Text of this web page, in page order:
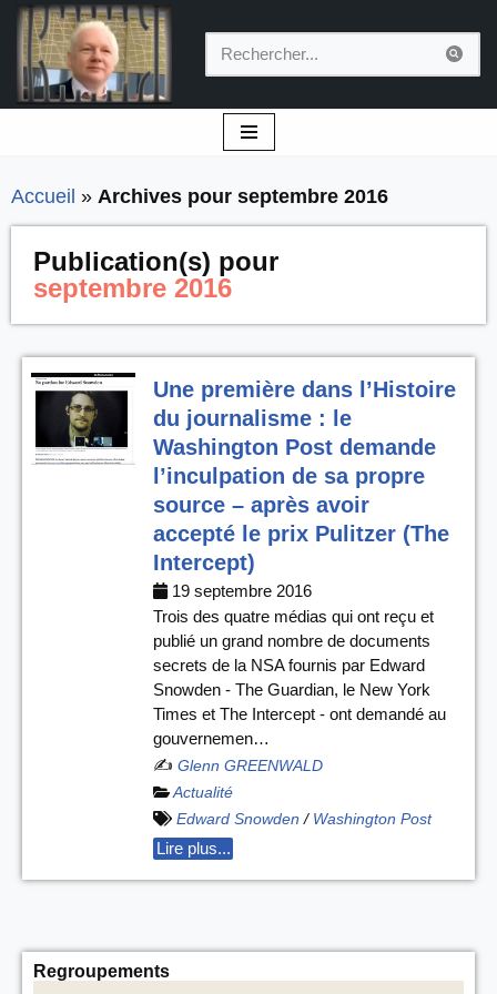
Aller
au
contenu
Accueil » Archives pour septembre 2016
Publication(s) pour
septembre 2016
Une première dans l’Histoire
du journalisme : le
Washington Post demande
l’inculpation de sa propre
source – après avoir
accepté le prix Pulitzer (The
Intercept)
19 septembre 2016
Trois des quatre médias qui ont reçu et
publié un grand nombre de documents
secrets de la NSA fournis par Edward
Snowden - The Guardian, le New York
Times et The Intercept - ont demandé au
gouvernemen…
✍️ Glenn GREENWALD
Actualité
Edward Snowden / Washington Post
Lire plus...
Regroupements